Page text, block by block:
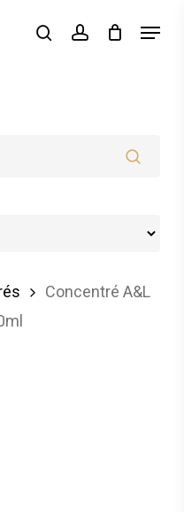
searchaccount
Menu
Concentré A&L